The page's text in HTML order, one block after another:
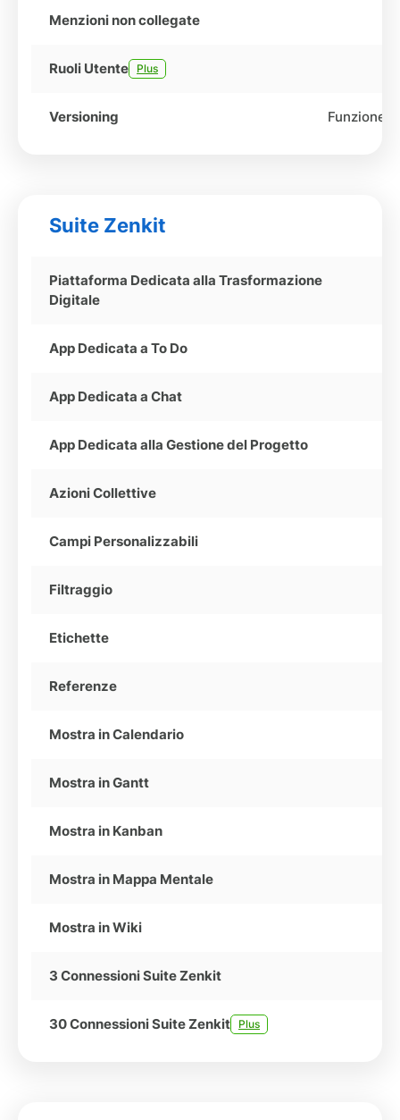
Menzioni non collegate
Ruoli Utente Plus
Versioning Funzione
Suite Zenkit
Piattaforma Dedicata alla Trasformazione
Digitale
App Dedicata a To Do
App Dedicata a Chat
App Dedicata alla Gestione del Progetto
Azioni Collettive
Campi Personalizzabili
Filtraggio
Etichette
Referenze
Mostra in Calendario
Mostra in Gantt
Mostra in Kanban
Mostra in Mappa Mentale
Mostra in Wiki
3 Connessioni Suite Zenkit
30 Connessioni Suite Zenkit Plus